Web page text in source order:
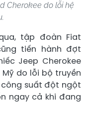
Cherokee do lỗi hệ
tập đoàn Fiat
tiến hành đợt
Jeep Cherokee
do lỗi bộ truyền
suất đột ngột
ngay cả khi đang